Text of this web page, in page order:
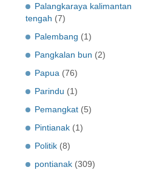
Palangkaraya kalimantan
tengah (7)
Palembang (1)
Pangkalan bun (2)
Papua (76)
Parindu (1)
Pemangkat (5)
Pintianak (1)
Politik (8)
pontianak (309)